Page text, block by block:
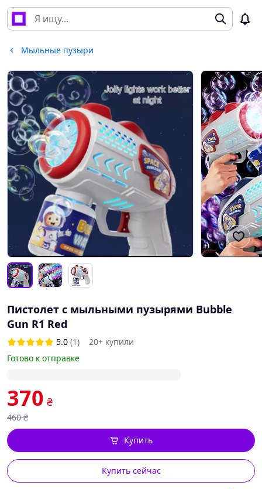
Мыльные пузыри
Пистолет с мыльными пузырями Bubble
Gun R1 Red
5.0 (1)
20+ купили
Готово к отправке
370 ₴
460 ₴
Купить сейчас
Купить